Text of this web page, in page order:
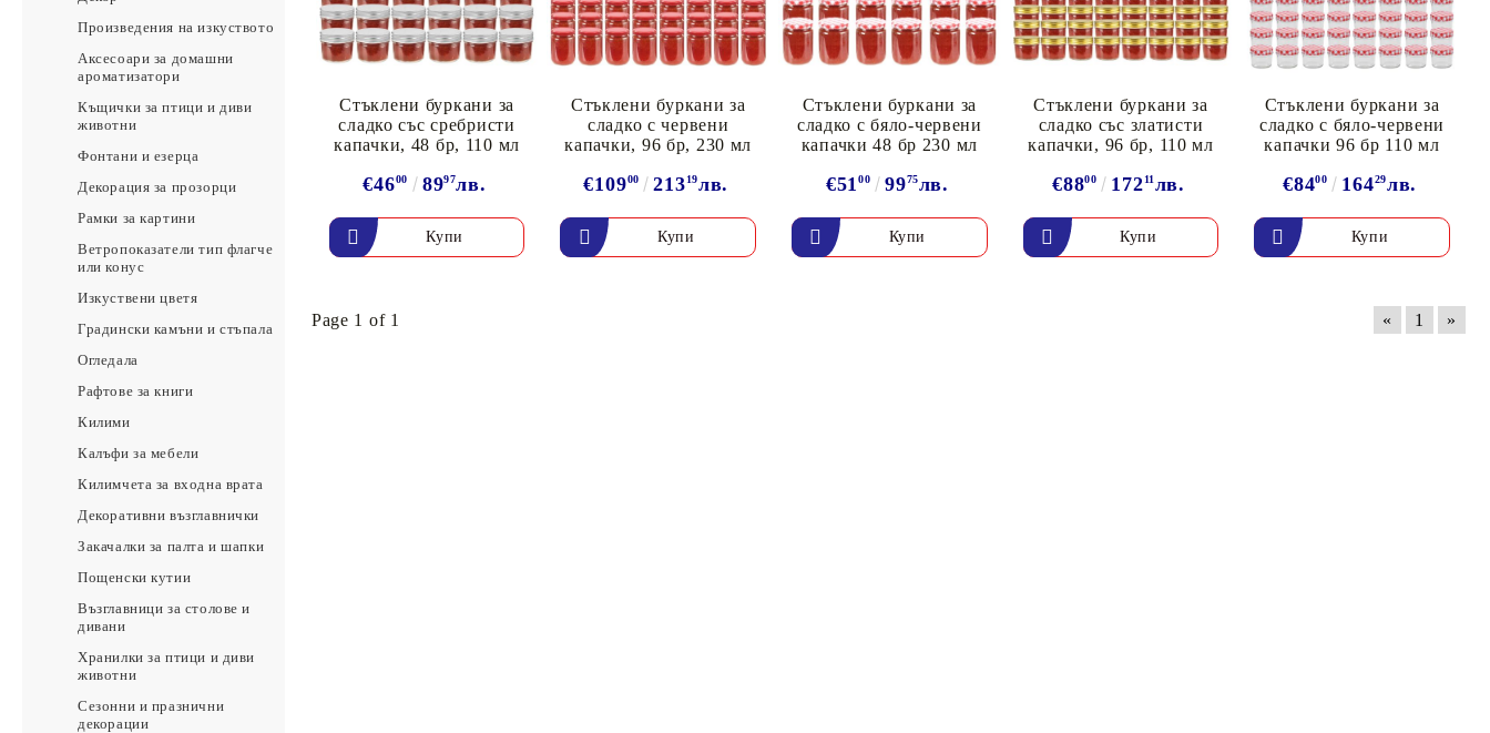
Произведения на изкуството
Аксесоари за домашни
ароматизатори
Къщички за птици и диви
животни
Фонтани и езерца
Декорация за прозорци
Рамки за картини
Ветропоказатели тип флагче
или конус
Изкуствени цветя
Градински камъни и стъпала
Огледала
Рафтове за книги
Килими
Калъфи за мебели
Килимчета за входна врата
Декоративни възглавнички
Закачалки за палта и шапки
Пощенски кутии
Възглавници за столове и
дивани
Хранилки за птици и диви
животни
Сезонни и празнични
декорации
Стъклени буркани за
сладко със сребристи
капачки, 48 бр, 110 мл
€4600 8997лв.
Стъклени буркани за
сладко с червени
капачки, 96 бр, 230 мл
€10900 21319лв.
Стъклени буркани за
сладко с бяло-червени
капачки 48 бр 230 мл
€5100 9975лв.
Стъклени буркани за
сладко със златисти
капачки, 96 бр, 110 мл
€8800 17211лв.
Стъклени буркани за
сладко с бяло-червени
капачки 96 бр 110 мл
€8400 16429лв.
Page 1 of 1 « 1 »